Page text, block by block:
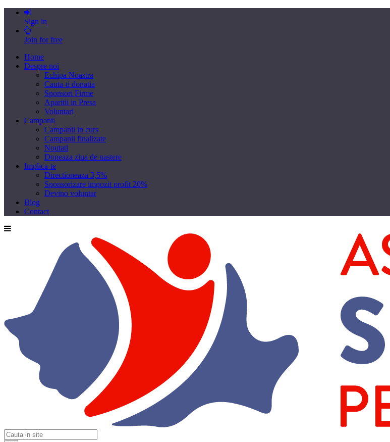
Sign in
Join for free
Home
Despre noi
Echipa Noastra
Cauta-ti donatia
Sponsori Firme
Aparitii in Presa
Voluntari
Campanii
Campanii in curs
Campanii finalizate
Noutati
Doneaza ziua de nastere
Implica-te
Directioneaza 3,5%
Sponsorizare impozit profit 20%
Devino voluntar
Blog
Contact